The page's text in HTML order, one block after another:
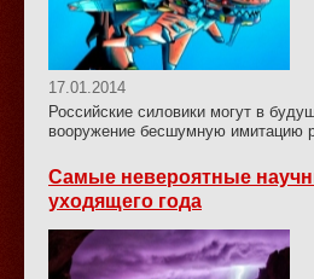
17.01.2014
Российские силовики могут в
вооружение бесшумную имитацию
Самые невероятные
уходящего года